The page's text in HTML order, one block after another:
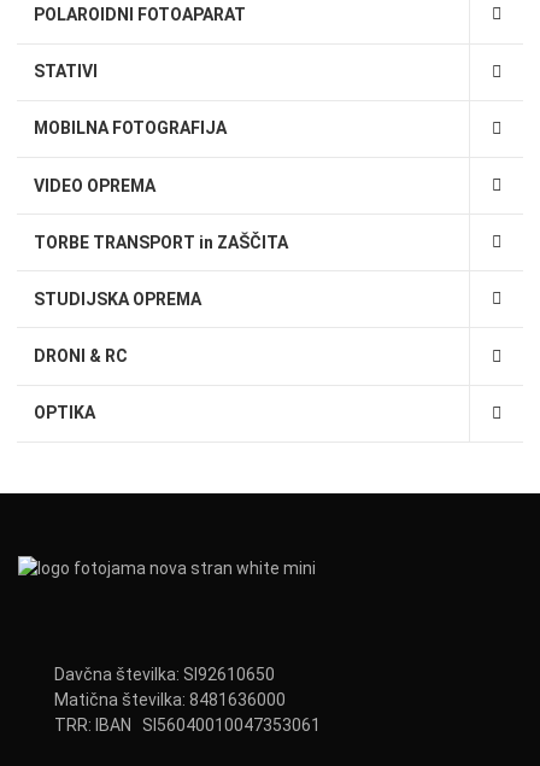
POLAROIDNI FOTOAPARAT
STATIVI
MOBILNA FOTOGRAFIJA
VIDEO OPREMA
TORBE TRANSPORT in ZAŠČITA
STUDIJSKA OPREMA
DRONI & RC
OPTIKA
Davčna številka: SI92610650
Matična številka: 8481636000
TRR: IBAN SI56040010047353061